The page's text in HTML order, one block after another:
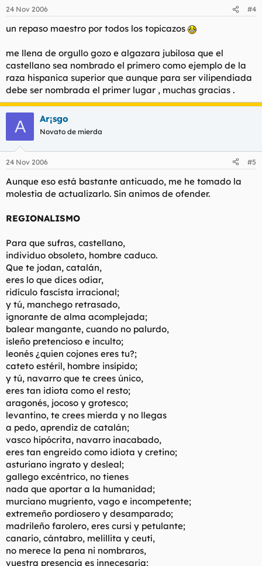
24 Nov 2006 #4
un repaso maestro por todos los topicazos
me llena de orgullo gozo e algazara jubilosa que el
castellano sea nombrado el primero como ejemplo de la
raza hispanica superior que aunque para ser vilipendiada
debe ser nombrada el primer lugar , muchas gracias .
A Ar¡sgo
Novato de mierda
24 Nov 2006 #5
Aunque eso está bastante anticuado, me he tomado la
molestia de actualizarlo. Sin animos de ofender.
REGIONALISMO
Para que sufras, castellano,
individuo obsoleto, hombre caduco.
Que te jodan, catalán,
eres lo que dices odiar,
ridículo fascísta irracional;
y tú, manchego retrasado,
ignorante de alma acomplejada;
balear mangante, cuando no palurdo,
isleño pretencioso e inculto;
leonés ¿quien cojones eres tu?;
cateto estéril, hombre insípido;
y tú, navarro que te crees único,
eres tan idiota como el resto;
aragonés, jocoso y grotesco;
levantino, te crees mierda y no llegas
a pedo, aprendiz de catalán;
vasco hipócrita, navarro inacabado,
eres tan engreido como idiota y cretino;
asturiano ingrato y desleal;
gallego excéntrico, no tienes
nada que aportar a la humanidad;
murciano mugriento, vago e incompetente;
extremeño pordiosero y desamparado;
madrileño farolero, eres cursi y petulante;
canario, cántabro, melillita y ceutí,
no merece la pena ni nombraros,
vuestra presencia es innecesaria;